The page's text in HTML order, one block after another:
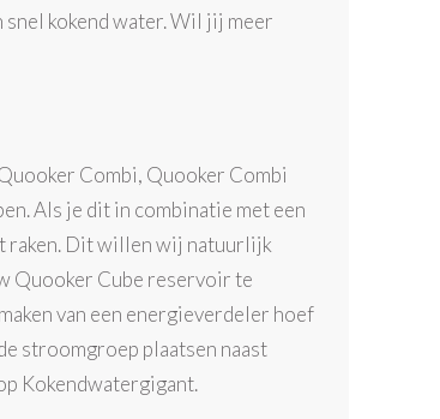
kokend water. Wil jij meer
Combi, Quooker Combi
Als je dit in combinatie met een
raken. Dit willen wij natuurlijk
Quooker Cube reservoir te
van een energieverdeler hoef
stroomgroep plaatsen naast
Kokendwatergigant.